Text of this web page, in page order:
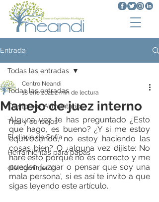
Entrada
Todas las entradas
Trastornos Alimentarios
Tips y consejos
El diario de Sofía
Herramientas para papás
diálogo interno
Todas las entradas
Manejo de juez interno
Centro Neandi
18 ene 20222 min de lectura
Alguna vez te has preguntado ¿Esto
que hago, es bueno? ¿Y si me estoy
equivocando, no estoy haciendo las
cosas bien? O ¿alguna vez dijiste: No
haré esto porque no es correcto y me
pueden juzgar o pensar que soy una
mala persona', si es así te invito a que
sigas leyendo este artículo.